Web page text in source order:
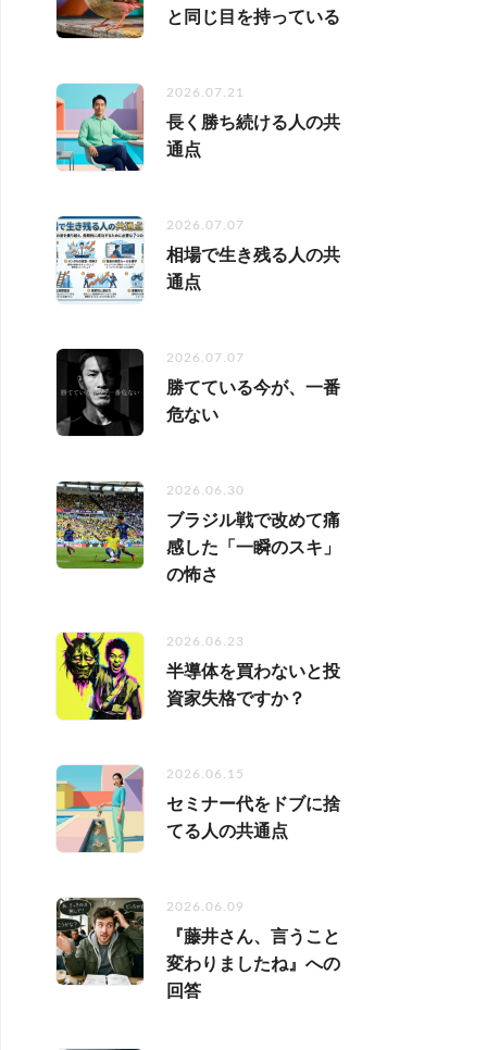
と同じ目を持っている
2026.07.21
長く勝ち続ける人の共
通点
2026.07.07
相場で生き残る人の共
通点
2026.07.07
勝てている今が、一番
危ない
2026.06.30
ブラジル戦で改めて痛
感した「一瞬のスキ」
の怖さ
2026.06.23
半導体を買わないと投
資家失格ですか？
2026.06.15
セミナー代をドブに捨
てる人の共通点
2026.06.09
『藤井さん、言うこと
変わりましたね』への
回答